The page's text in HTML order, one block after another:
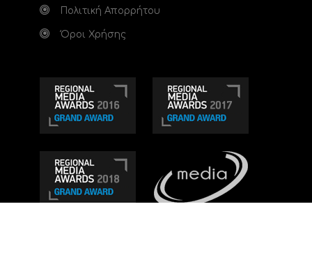
Πολιτική Απορρήτου
Όροι Χρήσης